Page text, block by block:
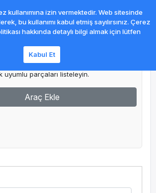
uyumlu parçaları listeleyin.
Araç Ekle
kullanımına izin vermektedir. Web sitesinde
bu kullanımı kabul etmiş sayılırsınız. Çerez
hakkında detaylı bilgi almak için lütfen
Kabul Et